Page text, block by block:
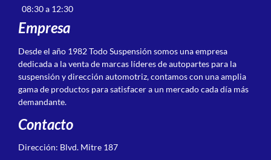
08:30 a 12:30
Empresa
Desde el año 1982 Todo Suspensión somos una empresa
dedicada a la venta de marcas líderes de autopartes para la
suspensión y dirección automotriz, contamos con una amplia
gama de productos para satisfacer a un mercado cada día más
demandante.
Contacto
Dirección: Blvd. Mitre 187